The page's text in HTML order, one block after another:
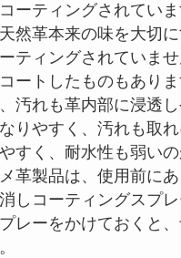
ーティングされてい
然革本来の味を大切に
ティングされていま
ートしたものもあり
汚れも革内部に浸透し
りやすく、汚れも取
すく、耐水性も弱いの
革製品は、使用前に
しコーティングスプ
レーをかけておくと